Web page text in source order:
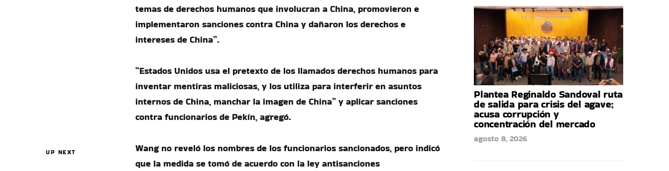
UP NEXT
temas de derechos humanos que involucran a China, promovieron e
implementaron sanciones contra China y dañaron los derechos e
intereses de China”.
“Estados Unidos usa el pretexto de los llamados derechos humanos para
inventar mentiras maliciosas, y los utiliza para interferir en asuntos
internos de China, manchar la imagen de China” y aplicar sanciones
contra funcionarios de Pekín, agregó.
Wang no reveló los nombres de los funcionarios sancionados, pero indicó
que la medida se tomó de acuerdo con la ley antisanciones
Plantea Reginaldo Sandoval ruta
de salida para crisis del agave;
acusa corrupción y
concentración del mercado
agosto 8, 2026